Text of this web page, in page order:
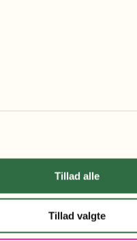
Tillad alle
Tillad valgte